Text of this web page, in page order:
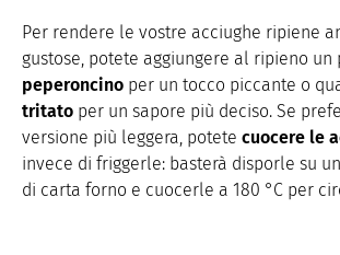
Per rendere le vostre acciughe ripiene
gustose, potete aggiungere al ripieno un
peperoncino per un tocco piccante o
tritato per un sapore più deciso. Se
versione più leggera, potete cuocere le
invece di friggerle: basterà disporle su
di carta forno e cuocerle a 180 °C per